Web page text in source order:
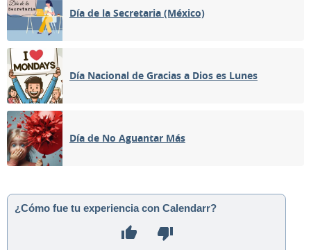
Día de la Secretaria (México)
Día Nacional de Gracias a Dios es Lunes
Día de No Aguantar Más
¿Cómo fue tu experiencia con Calendarr?